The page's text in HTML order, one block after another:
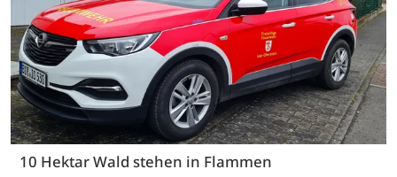
10 Hektar Wald stehen in Flammen